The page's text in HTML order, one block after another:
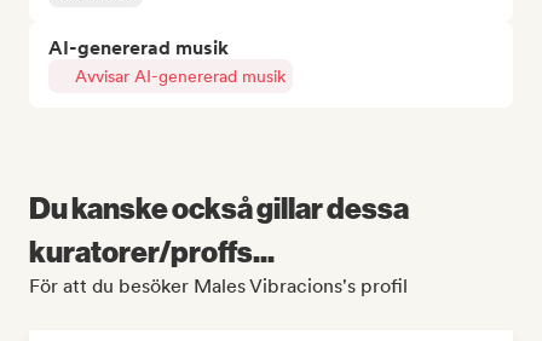
AI-genererad musik
Avvisar AI-genererad musik
Du kanske också gillar dessa
kuratorer/proffs...
För att du besöker Males Vibracions's profil